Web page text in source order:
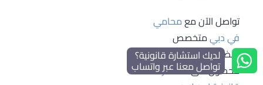
تواصل الآن معمحامي
في دبيمتخصص
بقضايا الشركات
للحصول علىاستشارات
لديك استشارة قانونية؟
تواصل معنا عبر واتساب